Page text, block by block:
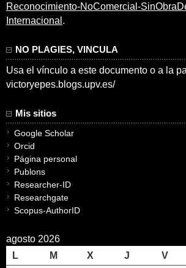
Reconocimiento-NoComercial-
Internacional .
NO PLAGIES, VINCULA
Usa el vínculo a este documento o a la
victoryepes.blogs.upv.es/
Mis sitios
Google Scholar
Orcid
Página personal
Publons
Researcher-ID
Researchgate
Scopus-AuthorID
agosto 2026
L
M X J V